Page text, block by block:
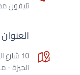
تليفون
العنوان
10 شارع المساحة - الدقى
الجيزة -